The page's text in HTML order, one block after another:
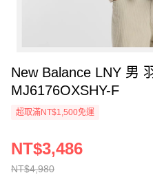
New Balance LNY 男
MJ6176OXSHY-F
超取滿NT$1,500免運
NT$4,980
NT$3,486